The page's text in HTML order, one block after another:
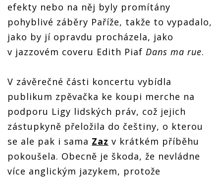
efekty nebo na něj byly promítány
pohyblivé záběry Paříže, takže to vypadalo,
jako by jí opravdu procházela, jako
v jazzovém coveru Edith Piaf Dans ma rue.
V závěrečné části koncertu vybídla
publikum zpěvačka ke koupi merche na
podporu Ligy lidských práv, což jejich
zástupkyně přeložila do češtiny, o kterou
se ale pak i sama Zaz v krátkém příběhu
pokoušela. Obecně je škoda, že nevládne
více anglickým jazykem, protože